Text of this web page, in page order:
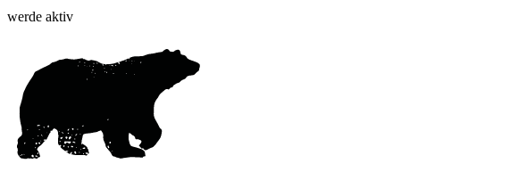
werde aktiv